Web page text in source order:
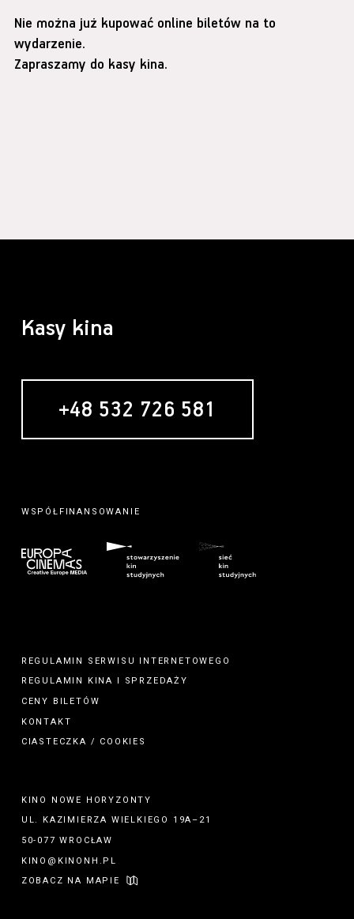
Nie można już kupować online biletów na to
wydarzenie.
Zapraszamy do kasy kina.
Kasy kina
+48 532 726 581
WSPÓŁFINANSOWANIE
REGULAMIN SERWISU INTERNETOWEGO
REGULAMIN
KINA
SPRZEDAŻY
CENY BILETÓW
KONTAKT
CIASTECZKA / COOKIES
KINO NOWE HORYZONTY
UL. KAZIMIERZA WIELKIEGO 19A–21
50-077 WROCŁAW
KINO@KINONH.PL
ZOBACZ NA MAPIE